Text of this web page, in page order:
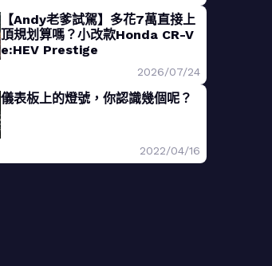
【Andy老爹試駕】多花7萬直接上
頂規划算嗎？小改款Honda CR-V
e:HEV Prestige
2026/07/24
儀表板上的燈號，你認識幾個呢？
2022/04/16